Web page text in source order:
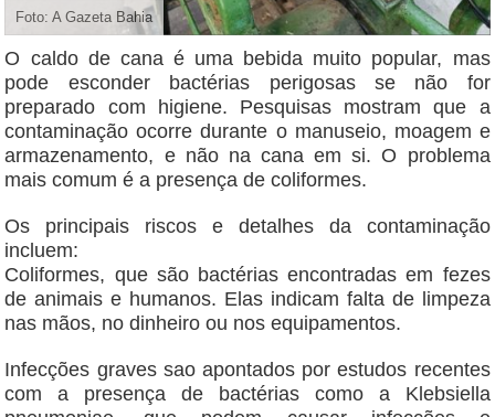
Foto: A Gazeta Bahia
O caldo de cana é uma bebida muito popular, mas
pode esconder bactérias perigosas se não for
preparado com higiene. Pesquisas mostram que a
contaminação ocorre durante o manuseio, moagem e
armazenamento, e não na cana em si. O problema
mais comum é a presença de coliformes.
Os principais riscos e detalhes da contaminação
incluem:
Coliformes, que são bactérias encontradas em fezes
de animais e humanos. Elas indicam falta de limpeza
nas mãos, no dinheiro ou nos equipamentos.
Infecções graves sao apontados por estudos recentes
com a presença de bactérias como a Klebsiella